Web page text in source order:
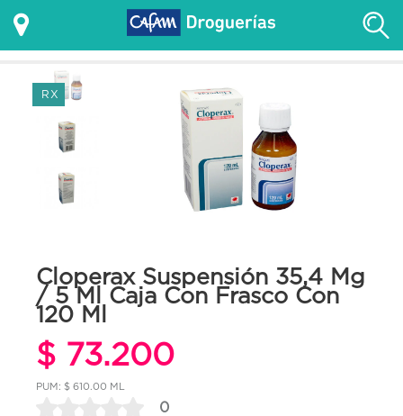
RX
Cloperax Suspensión 35,4 Mg
/ 5 Ml Caja Con Frasco Con
120 Ml
$ 73.200
PUM: $ 610.00 ML
0